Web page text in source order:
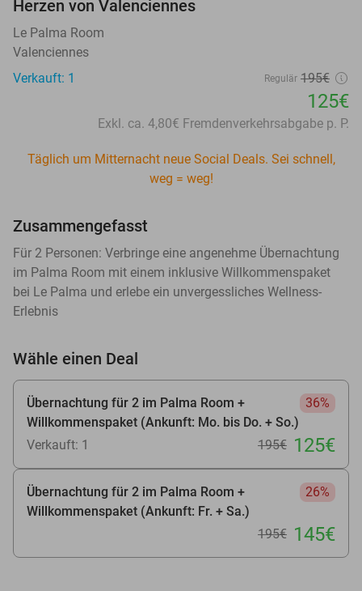
Herzen von Valenciennes
Le Palma Room
Valenciennes
Verkauft: 1
Regulär 195€
125€
Exkl. ca. 4,80€ Fremdenverkehrsabgabe p. P.
Täglich um Mitternacht neue Social Deals. Sei schnell,
weg = weg!
Zusammengefasst
Für 2 Personen: Verbringe eine angenehme Übernachtung
im Palma Room mit einem inklusive Willkommenspaket
bei Le Palma und erlebe ein unvergessliches Wellness-
Erlebnis
Wähle einen Deal
Übernachtung für 2 im Palma Room +
Willkommenspaket (Ankunft: Mo. bis Do. + So.)
36%
Verkauft: 1 195€ 125€
Übernachtung für 2 im Palma Room +
Willkommenspaket (Ankunft: Fr. + Sa.)
26%
195€ 145€